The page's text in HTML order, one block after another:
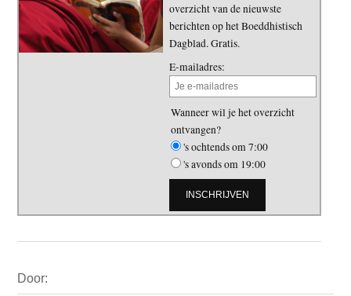
overzicht van de nieuwste
berichten op het Boeddhistisch
Dagblad. Gratis.
E-mailadres:
Wanneer wil je het overzicht
ontvangen?
's ochtends om 7:00
's avonds om 19:00
Sidebar
Door: